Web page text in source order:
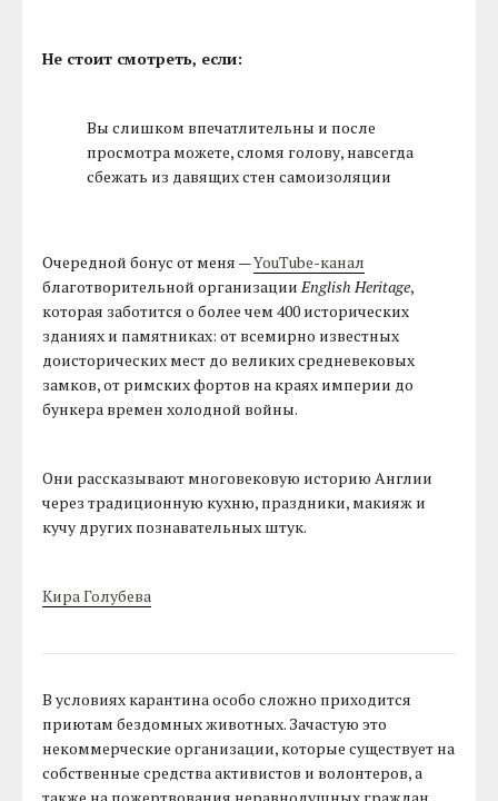
Не стоит смотреть, если:
Вы слишком впечатлительны и после
просмотра можете, сломя голову, навсегда
сбежать из давящих стен самоизоляции
Очередной бонус от меня —YouTube-канал
благотворительной организацииEnglish Heritage,
которая заботится о более чем 400 исторических
зданиях и памятниках: от всемирно известных
доисторических мест до великих средневековых
замков, от римских фортов на краях империи до
бункера времен холодной войны.
Они рассказывают многовековую историю Англии
через традиционную кухню, праздники, макияж и
кучу других познавательных штук.
Кира Голубева
В условиях карантина особо сложно приходится
приютам бездомных животных. Зачастую это
некоммерческие организации, которые существует на
собственные средства активистов и волонтеров, а